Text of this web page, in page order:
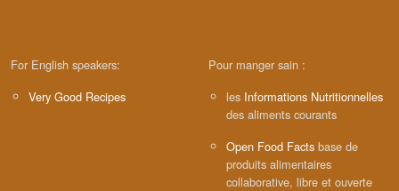
For English speakers:
Very Good Recipes
Pour manger sain :
les Informations Nutritionnelles
des aliments courants
Open Food Facts base de
produits alimentaires
collaborative, libre et ouverte